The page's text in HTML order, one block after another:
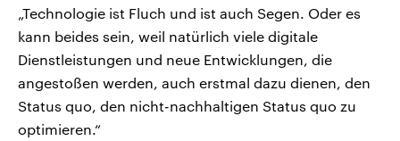
„Technologie ist Fluch und ist auch Segen. Oder es
kann beides sein, weil natürlich viele digitale
Dienstleistungen und neue Entwicklungen, die
angestoßen werden, auch erstmal dazu dienen, den
Status quo, den nicht-nachhaltigen Status quo zu
optimieren.“